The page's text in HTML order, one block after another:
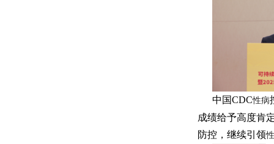
中国CDC性病
成绩给予高度肯
防控，继续引领